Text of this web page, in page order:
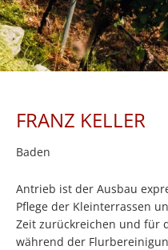
FRANZ KELLER
Baden
Antrieb ist der Ausbau
Pflege der Kleinterrassen
Zeit zurückreichen und für
während der